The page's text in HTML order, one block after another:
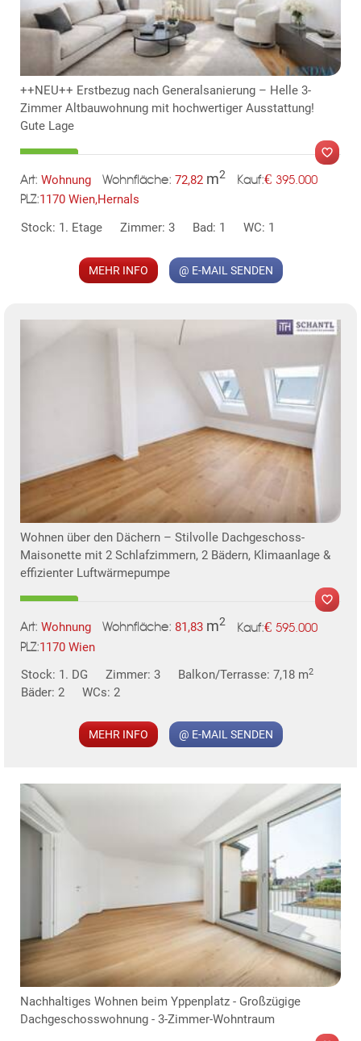
KLIS
KLIS
MER
++NEU++ Erstbezug nach Generalsanierung – Helle 3-
Zimmer Altbauwohnung mit hochwertiger Ausstattung!
Gute Lage
Art: Wohnung Wohnfläche: 72,82 m2 Kauf:€ 395.000
PLZ:1170 Wien,Hernals
Stock: 1. Etage
Zimmer: 3 Bad: 1 WC: 1
MEHR INFO @ E-MAIL SENDEN
Wohnen über den Dächern – Stilvolle Dachgeschoss-
Maisonette mit 2 Schlafzimmern, 2 Bädern, Klimaanlage &
effizienter Luftwärmepumpe
Art: Wohnung Wohnfläche: 81,83 m2 Kauf:€ 595.000
PLZ:1170 Wien
Stock: 1. DG
Zimmer: 3 Balkon/Terrasse: 7,18 m2
Bäder: 2 WCs: 2
MEHR INFO @ E-MAIL SENDEN
Nachhaltiges Wohnen beim Yppenplatz - Großzügige
Dachgeschosswohnung - 3-Zimmer-Wohntraum